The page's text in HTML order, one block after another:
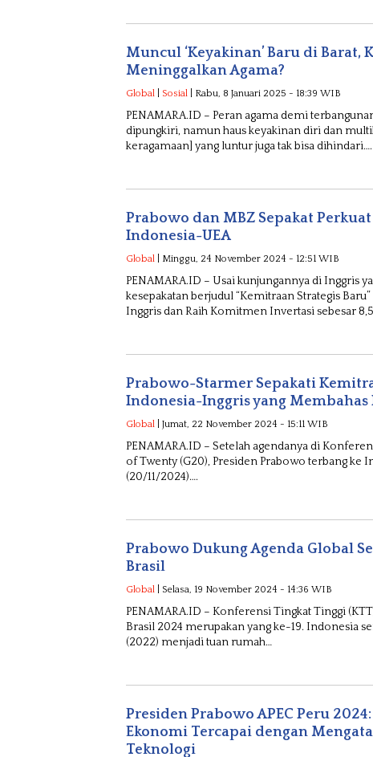
Muncul ‘Keyakinan’ Baru di
Meninggalkan Agama?
Global Sosial | Rabu, 8 Januari 2025 - 18:39 WIB
PENAMARA.ID – Peran agama demi
dipungkiri, namun haus keyakinan diri dan
keragamaan] yang luntur juga tak bisa dihindari….
Prabowo dan MBZ Sepakat
Indonesia-UEA
Global | Minggu, 24 November 2024 - 12:51 WIB
PENAMARA.ID – Usai kunjungannya di Inggris
kesepakatan berjudul “Kemitraan Strategis
Inggris dan Raih Komitmen Invertasi sebesar
Prabowo-Starmer Sepakati
Indonesia-Inggris yang
Global | Jumat, 22 November 2024 - 15:11 WIB
PENAMARA.ID – Setelah agendanya di
of Twenty (G20), Presiden Prabowo terbang ke
(20/11/2024)….
Prabowo Dukung Agenda Global
Brasil
Global | Selasa, 19 November 2024 - 14:36 WIB
PENAMARA.ID – Konferensi Tingkat Tinggi
Brasil 2024 merupakan yang ke-19. Indonesia
(2022) menjadi tuan rumah…
Presiden Prabowo APEC Peru
Ekonomi Tercapai dengan
Teknologi